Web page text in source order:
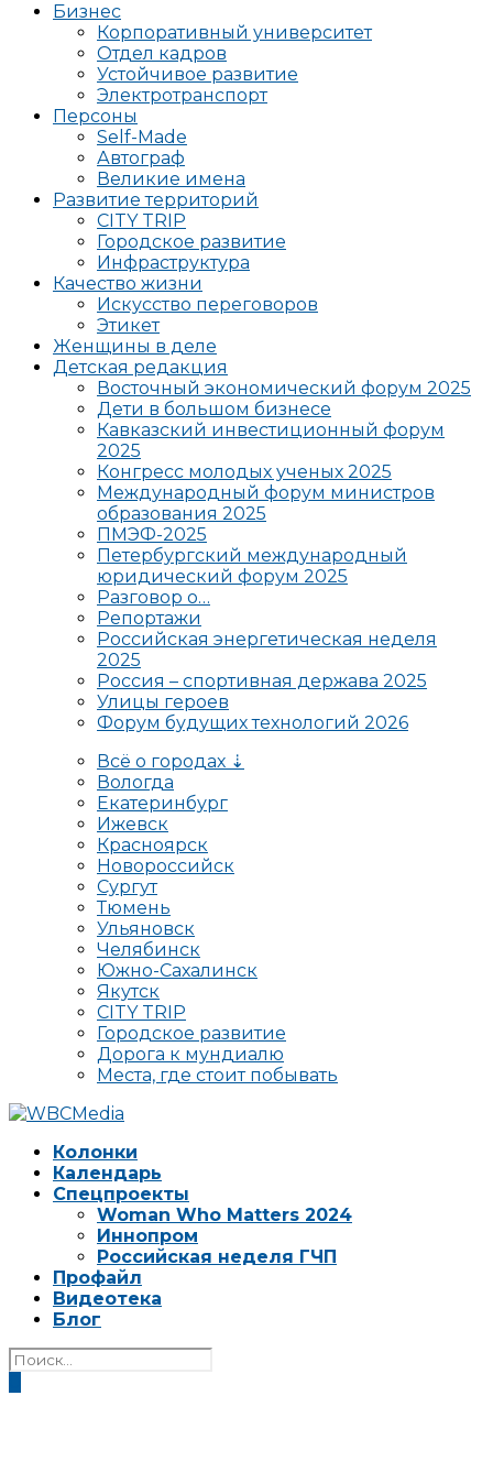
Бизнес
Корпоративный университет
Отдел кадров
Устойчивое развитие
Электротранспорт
Персоны
Self-Made
Автограф
Великие имена
Развитие территорий
CITY TRIP
Городское развитие
Инфраструктура
Качество жизни
Искусство переговоров
Этикет
Женщины в деле
Детская редакция
Восточный экономический форум 2025
Дети в большом бизнесе
Кавказский инвестиционный форум
2025
Конгресс молодых ученых 2025
Международный форум министров
образования 2025
ПМЭФ-2025
Петербургский международный
юридический форум 2025
Разговор о…
Репортажи
Российская энергетическая неделя
2025
Россия – спортивная держава 2025
Улицы героев
Форум будущих технологий 2026
Всё о городах ⇣
Вологда
Екатеринбург
Ижевск
Красноярск
Новороссийск
Сургут
Тюмень
Ульяновск
Челябинск
Южно-Сахалинск
Якутск
CITY TRIP
Городское развитие
Дорога к мундиалю
Места, где стоит побывать
Колонки
Календарь
Спецпроекты
Woman Who Matters 2024
Иннопром
Российская неделя ГЧП
Профайл
Видеотека
Блог